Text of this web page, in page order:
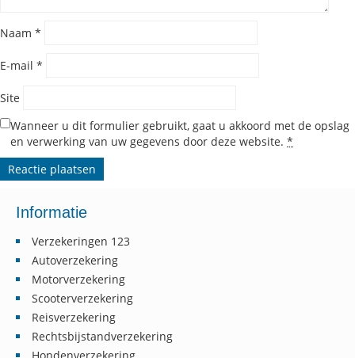
Naam *
E-mail *
Site
Wanneer u dit formulier gebruikt, gaat u akkoord met de opslag
en verwerking van uw gegevens door deze website. *
Informatie
Verzekeringen 123
Autoverzekering
Motorverzekering
Scooterverzekering
Reisverzekering
Rechtsbijstandverzekering